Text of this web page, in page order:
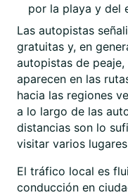
por la playa y del
Las autopistas
gratuitas y, en
autopistas de peaje,
aparecen en las
hacia las regiones
a lo largo de las
distancias son lo
visitar varios
El tráfico local es
conducción en